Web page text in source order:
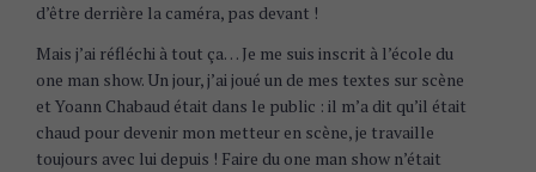
d’être derrière la caméra, pas devant !
Mais j’ai réfléchi à tout ça… Je me suis inscrit à l’école du
one man show. Un jour, j’ai joué un de mes textes sur scène
et Yoann Chabaud était dans le public : il m’a dit qu’il était
chaud pour devenir mon metteur en scène, je travaille
toujours avec lui depuis ! Faire du one man show n’était